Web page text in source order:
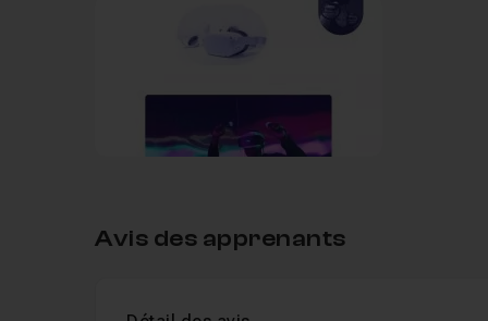
Leçon 3 Ajouter les propriétés CSS
Avis des apprenants